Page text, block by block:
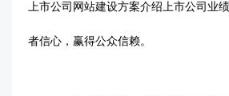
上市公司网站建设方案介绍上市公司业
者信心，赢得公众信赖。